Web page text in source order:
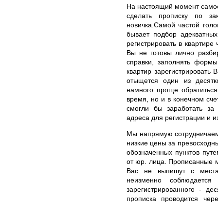
На настоящий момент
сделать прописку по
новичка.Самой частой
бывает подбор
регистрировать в
Вы не готовы лично
справки, заполнять
квартир
отыщется один из
намного проще
время, но и в конечном
смогли бы заработать
адреса для регистрации и
Мы напрямую
низкие цены за
обозначенных пунктов
от юр. лица. Прописанные
Вас не выпишут с
неизменно
зарегистрированного -
прописка проводится